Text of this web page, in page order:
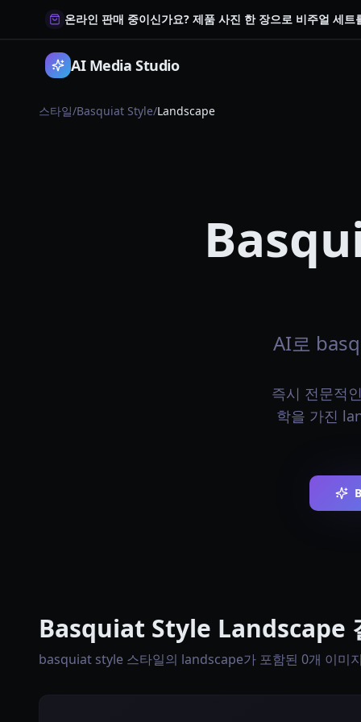
온라인 판매 중이신가요? 제품 사진 한 장으로 비주얼 세트
AI Media Studio
스타일/Basquiat Style/Landscape
AI로
즉시 전문적
학을 가진
Basquiat Style Landscape
basquiat style 스타일의 landscape가 포함된 0개 이미